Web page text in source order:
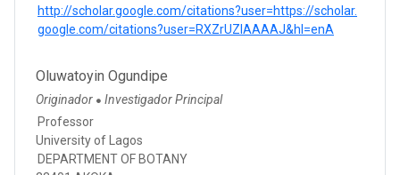
http://scholar.google.com/citations?user=https://scholar.
google.com/citations?user=RXZrUZIAAAAJ&hl=enA
Oluwatoyin Ogundipe
Originador ● Investigador Principal
Professor
University of Lagos
DEPARTMENT OF BOTANY